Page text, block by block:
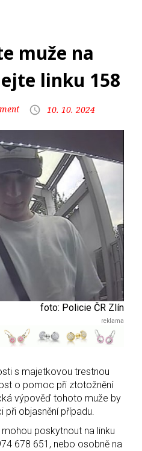
muže na
linku 158
10. 10. 2024
foto: Policie ČR Zlín
s majetkovou trestnou
o pomoc při ztotožnění
výpověď tohoto muže by
objasnění případu.
poskytnout na linku
678 651, nebo osobně na